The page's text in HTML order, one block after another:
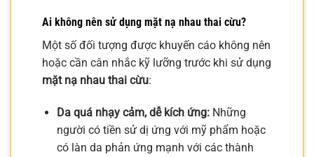
Ai không nên sử dụng mặt nạ nhau thai cừu?
Một số đối tượng được khuyến cáo không nên
hoặc cần cân nhắc kỹ lưỡng trước khi sử dụng
mặt nạ nhau thai cừu:
Da quá nhạy cảm, dễ kích ứng:Những
người có tiền sử dị ứng với mỹ phẩm hoặc
có làn da phản ứng mạnh với các thành